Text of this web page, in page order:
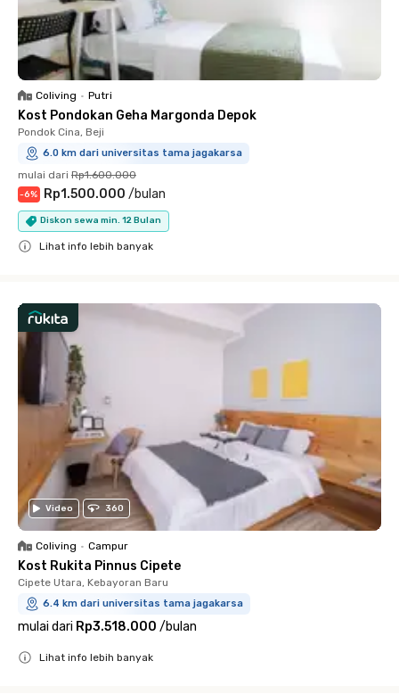
Coliving • Putri
Kost Pondokan Geha Margonda Depok
Pondok Cina, Beji
6.0 km dari universitas tama jagakarsa
mulai dari Rp1.600.000
-6% Rp1.500.000 /bulan
Diskon sewa min. 12 Bulan
Lihat info lebih banyak
Video 360
Coliving • Campur
Kost Rukita Pinnus Cipete
Cipete Utara, Kebayoran Baru
6.4 km dari universitas tama jagakarsa
mulai dari Rp3.518.000 /bulan
Lihat info lebih banyak